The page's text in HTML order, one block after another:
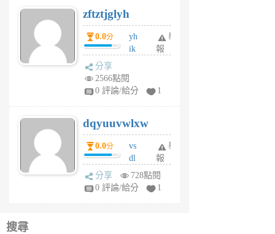
月
前
zftztjglyh
0.0分
yh
ik
tu
6
個
月
前
舉
報
分享
2566點閱
0 評論/給分
1
dqyuuvwlxw
0.0分
vs
dl
sq
fy
舉
報
分享
728點閱
0 評論/給分
1
搜尋